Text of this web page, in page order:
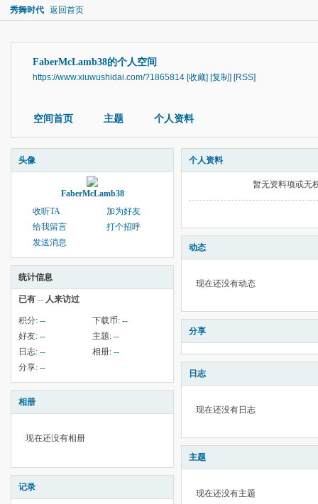
秀舞时代 返回首页
FaberMcLamb38的个人空间
https://www.xiuwushidai.com/?1865814 [收藏] [复制] [RSS]
空间首页 主题 个人资料
头像
FaberMcLamb38
收听TA
加为好友
给我留言
打个招呼
发送消息
统计信息
已有 -- 人来访过
积分: -- 下载币: --
好友: -- 主题: --
日志: -- 相册: --
分享: --
相册
现在还没有相册
记录
个人资料
暂无资料项或无
动态
现在还没有动态
分享
日志
现在还没有日志
主题
现在还没有主题